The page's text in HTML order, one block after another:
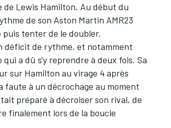
de Lewis Hamilton. Au début du
de son Aston Martin AMR23
tenter de le doubler.
déficit de rythme, et notamment
a dû s'y reprendre à deux fois. Sa
sur Hamilton au virage 4 après
faute à un décrochage au moment
préparé à décroiser son rival, de
finalement lors de la boucle